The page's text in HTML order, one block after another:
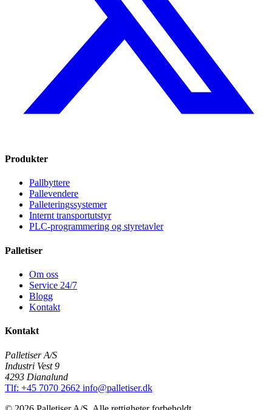
Produkter
Pallbyttere
Pallevendere
Palleteringssystemer
Internt transportutstyr
PLC-programmering og styretavler
Palletiser
Om oss
Service 24/7
Blogg
Kontakt
Kontakt
Palletiser A/S
Industri Vest 9
4293 Dianalund
Tlf: +45 7070 2662 info@palletiser.dk